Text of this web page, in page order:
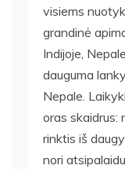
visiems
grandinė
Indijoje,
dauguma
Nepale.
oras skaidrus:
rinktis iš
nori